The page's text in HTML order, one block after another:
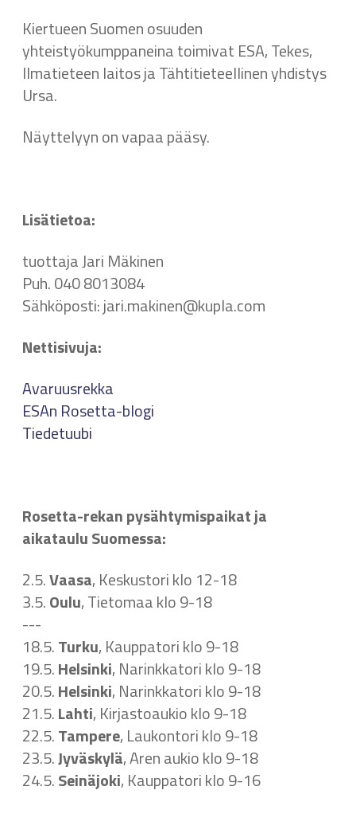
Kiertueen Suomen osuuden
yhteistyökumppaneina toimivat ESA, Tekes,
Ilmatieteen laitos ja Tähtitieteellinen yhdistys
Ursa.
Näyttelyyn on vapaa pääsy.
Lisätietoa:
tuottaja Jari Mäkinen
Puh. 040 8013084
Sähköposti: jari.makinen@kupla.com
Nettisivuja:
Avaruusrekka
ESAn Rosetta-blogi
Tiedetuubi
Rosetta-rekan pysähtymispaikat ja
aikataulu Suomessa:
2.5.Vaasa, Keskustori klo 12-18
3.5.Oulu, Tietomaa klo 9-18
---
18.5.Turku, Kauppatori klo 9-18
19.5.Helsinki, Narinkkatori klo 9-18
20.5.Helsinki, Narinkkatori klo 9-18
21.5.Lahti, Kirjastoaukio klo 9-18
22.5.Tampere, Laukontori klo 9-18
23.5.Jyväskylä, Aren aukio klo 9-18
24.5.Seinäjoki, Kauppatori klo 9-16